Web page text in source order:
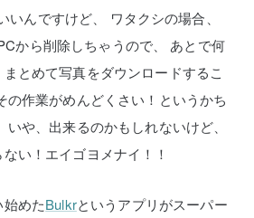
んですけど、
ワタクシの場合、
から削除しちゃうので、
あとで何
とめて写真をダウンロードするこ
の作業がめんどくさい！というかち
いや、出来るのかもしれないけど、
い！エイゴヨメナイ！！
めたBulkrというアプリがスーパー